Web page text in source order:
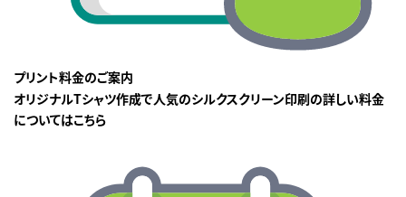
プリント料金のご案内
オリジナルTシャツ作成で人気のシルクスクリーン印刷の詳しい料金
についてはこちら